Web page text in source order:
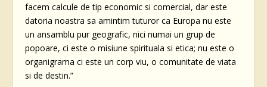
facem calcule de tip economic si comercial, dar este
datoria noastra sa amintim tuturor ca Europa nu este
un ansamblu pur geografic, nici numai un grup de
popoare, ci este o misiune spirituala si etica; nu este o
organigrama ci este un corp viu, o comunitate de viata
si de destin.”